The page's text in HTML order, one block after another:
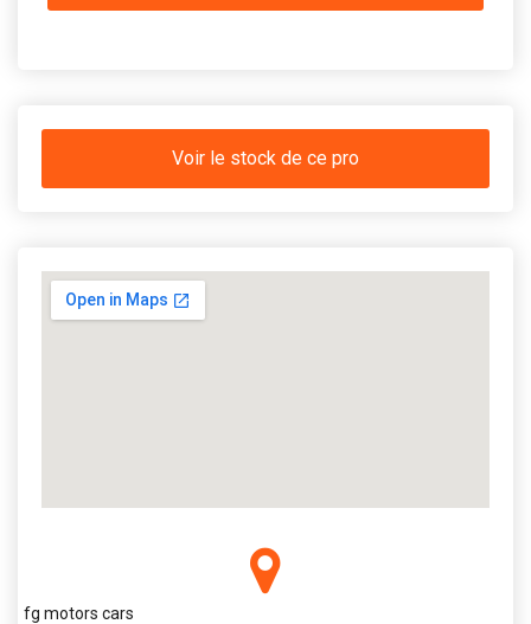
Voir le stock de ce pro
fg motors cars